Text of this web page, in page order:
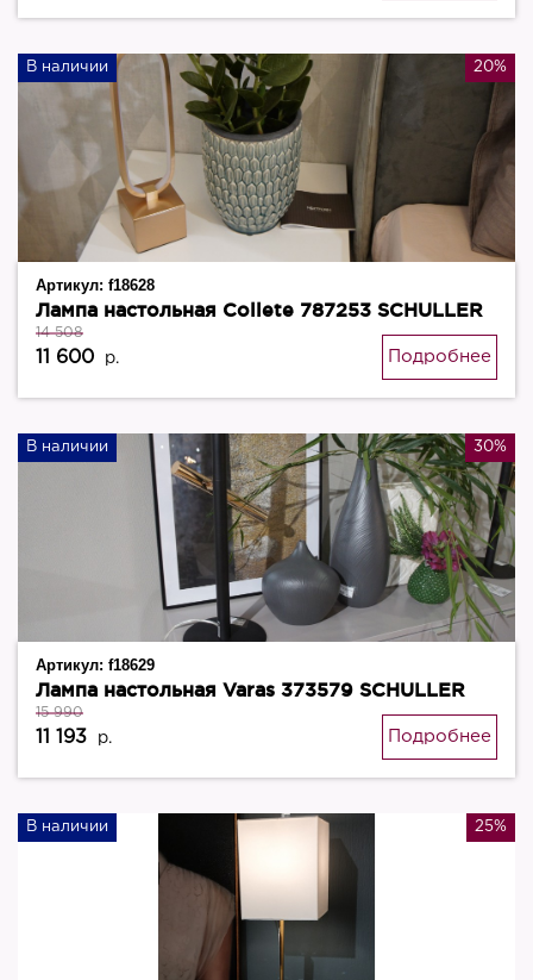
В наличии 20%
Артикул: f18628
Лампа настольная Collete 787253 SCHULLER
14 508
11 600 р. Подробнее
В наличии 30%
Артикул: f18629
Лампа настольная Varas 373579 SCHULLER
15 990
11 193 р. Подробнее
В наличии 25%